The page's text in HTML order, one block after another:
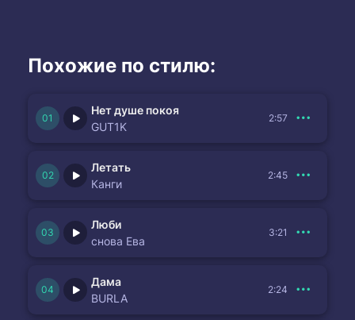
Похожие по стилю:
Нет душе покоя
GUT1K
2:57
Летать
Канги
2:45
Люби
снова Ева
3:21
Дама
BURLA
2:24